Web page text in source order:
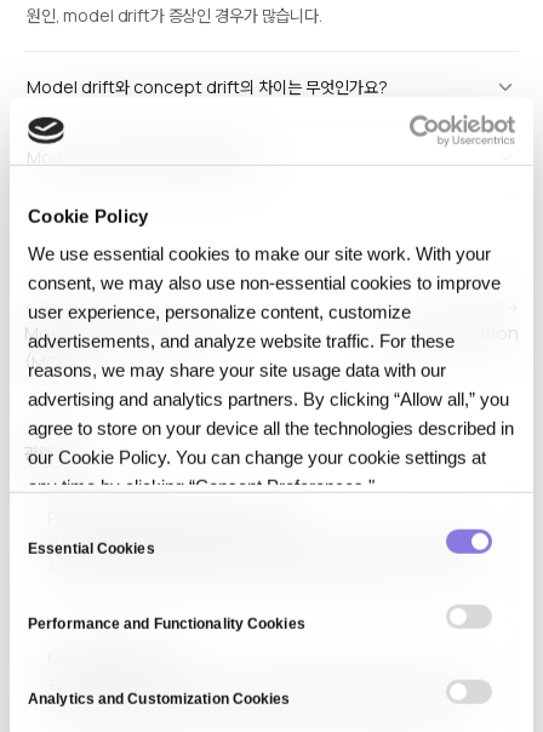
Cookie Policy
We use essential cookies to make our site work. With your
consent, we may also use non‑essential cookies to improve
user experience, personalize content, customize
advertisements, and analyze website traffic. For these
reasons, we may share your site usage data with our
advertising and analytics partners. By clicking “Allow all,” you
agree to store on your device all the technologies described in
our Cookie Policy. You can change your cookie settings at
any time by clicking “Consent Preferences."
Essential Cookies
Performance and Functionality Cookies
Analytics and Customization Cookies
원인, model drift가 증상인 경우가 많습니다.
Model drift와 concept drift의 차이는 무엇인가요?
Model drift는 어떻게 대응하나요?
← 이전 용어
Model Context Protocol
(MCP)
Model Evaluation
관련 용어
프로덕션 드리프트(비모델, Production Drift - non-model)는 모델
라이브러리 버전 변경, 인프라 리소스 변동, 사용자 행동 변화 등이 원인이며,
흔히 모델 재학습으로 해결할…
모델 붕괴(Model Collapse)는 생성 모델을 이전 모델이 만든 데이터로
학습시킬 때 세대를 거치며 다양성과 희소 사례가 소실되는 품질 저하